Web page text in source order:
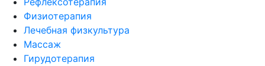
Физиотерапия
Лечебная физкультура
Массаж
Гирудотерапия